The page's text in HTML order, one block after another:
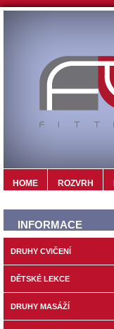
HOME ROZVRH
INFORMACE
DRUHY CVIČENÍ
DĚTSKÉ LEKCE
DRUHY MASÁŽÍ